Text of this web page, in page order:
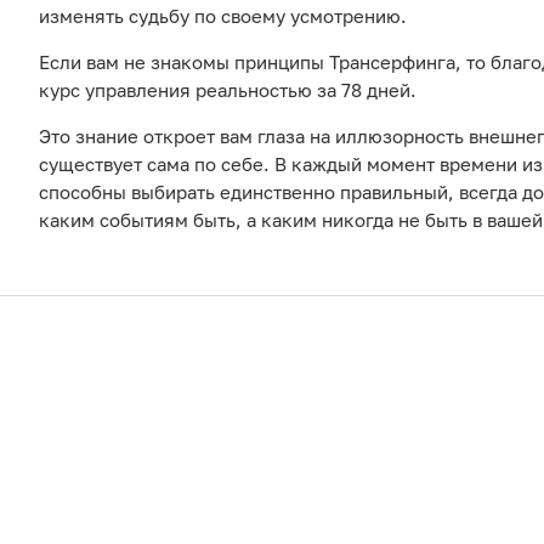
изменять судьбу по своему усмотрению.
Если вам не знакомы принципы Трансерфинга, то
курс управления реальностью за 78 дней.
Это знание откроет вам глаза на иллюзорность
существует сама по себе. В каждый момент времени
способны выбирать единственно правильный, всегда
каким событиям быть, а каким никогда не быть в